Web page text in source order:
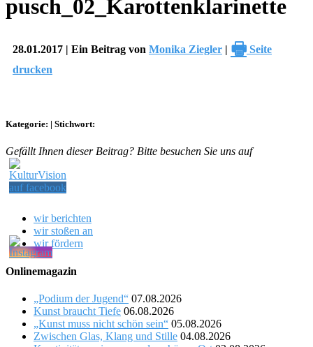
pusch_02_Karottenklarinette
28.01.2017 | Ein Beitrag von Monika Ziegler | 🖶 Seite
drucken
Kategorie: | Stichwort:
Gefällt Ihnen dieser Beitrag? Bitte besuchen Sie uns auf
wir berichten
wir stoßen an
wir fördern
Onlinemagazin
„Podium der Jugend“ 07.08.2026
Kunst braucht Tiefe 06.08.2026
„Kunst muss nicht schön sein“ 05.08.2026
Zwischen Glas, Klang und Stille 04.08.2026